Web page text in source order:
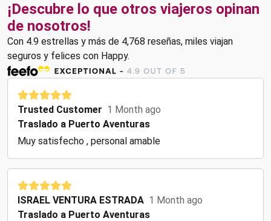
¡Descubre lo que otros viajeros opinan
de nosotros!
Con 4.9 estrellas y más de 4,768 reseñas, miles viajan
seguros y felices con Happy.
Trusted Customer 1 Month ago
Traslado a Puerto Aventuras
Muy satisfecho , personal amable
ISRAEL VENTURA ESTRADA 1 Month ago
Traslado a Puerto Aventuras